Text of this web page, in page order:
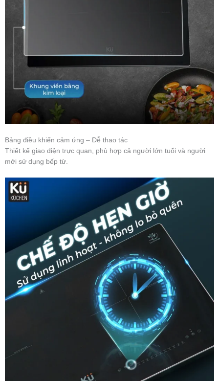
Bảng điều khiển cảm ứng – Dễ thao tác
Thiết kế giao diện trực quan, phù hợp cả người lớn tuổi và người
mới sử dụng bếp từ.